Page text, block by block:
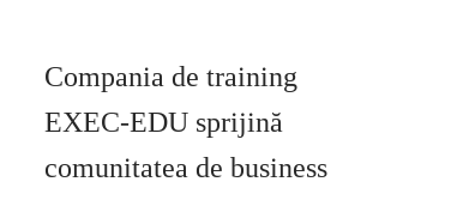
Compania de training
EXEC-EDU sprijină
comunitatea de business